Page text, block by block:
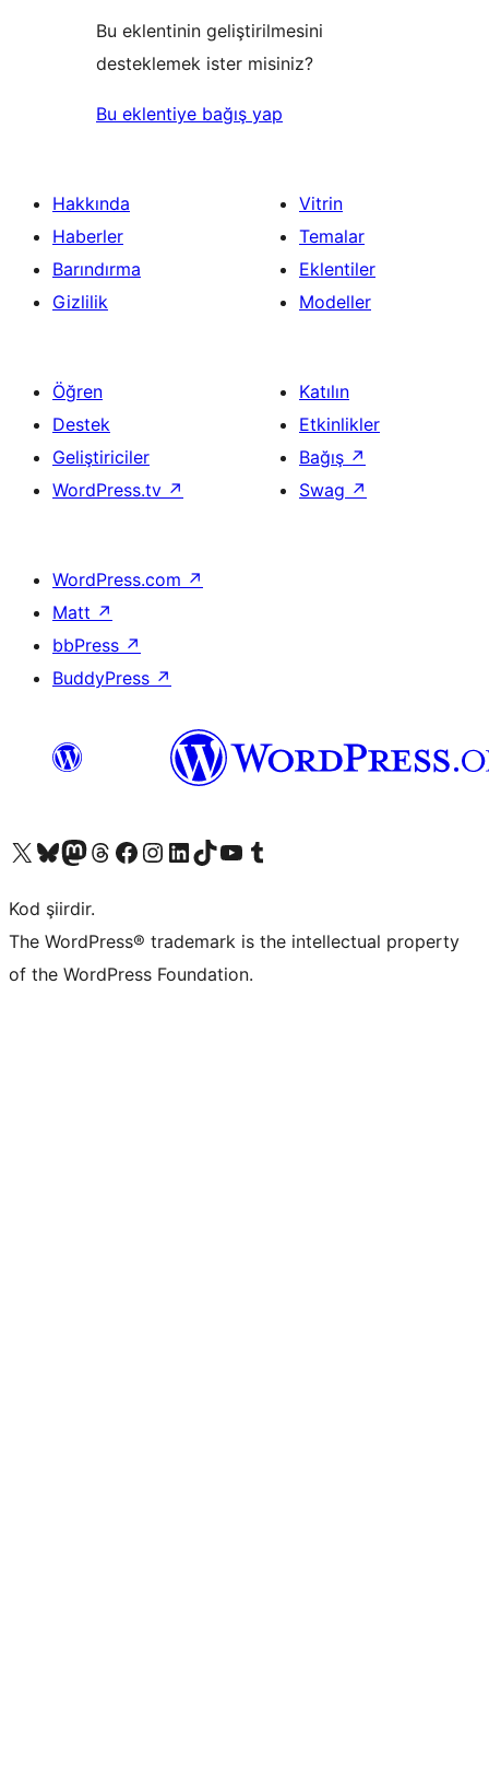
Bu eklentinin geliştirilmesini
desteklemek ister misiniz?
Bu eklentiye bağış yap
Hakkında
Haberler
Barındırma
Gizlilik
Vitrin
Temalar
Eklentiler
Modeller
Öğren
Destek
Geliştiriciler
WordPress.tv ↗
Katılın
Etkinlikler
Bağış ↗
Swag ↗
WordPress.com ↗
Matt ↗
bbPress ↗
BuddyPress ↗
X (eski Twitter) hesabımıza bakın
Bluesky hesabımızı ziyaret edinMastodon hesabımızı ziyaret edinThreads hesabımızı ziyaret edinFacebook sayfamızı ziyaret edinInstagram hesabımızı ziyaret edinLinkedIn hesabımızı ziyaret edinTikTok hesabımızı ziyaret edinYouTube kanalımızı ziyaret edinTumblr hesabımızı ziyaret edin
Kod şiirdir.
The WordPress® trademark is the intellectual property
of the WordPress Foundation.